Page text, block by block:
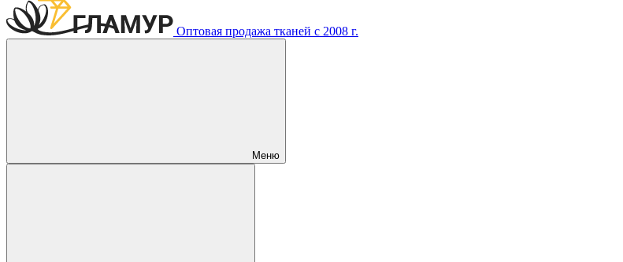
Оптовая продажа тканей с 2008 г.
Меню